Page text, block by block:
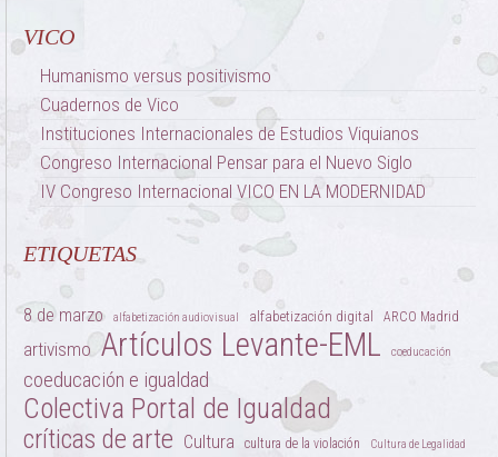
VICO
Humanismo versus positivismo
Cuadernos de Vico
Instituciones Internacionales de Estudios Viquianos
Congreso Internacional Pensar para el Nuevo Siglo
IV Congreso Internacional VICO EN LA MODERNIDAD
ETIQUETAS
8 de marzo alfabetización audiovisual alfabetización digital ARCO Madrid
artivismo Artículos Levante-EML coeducación
coeducación e igualdad
Colectiva Portal de Igualdad
críticas de arte Cultura cultura de la violación Cultura de Legalidad